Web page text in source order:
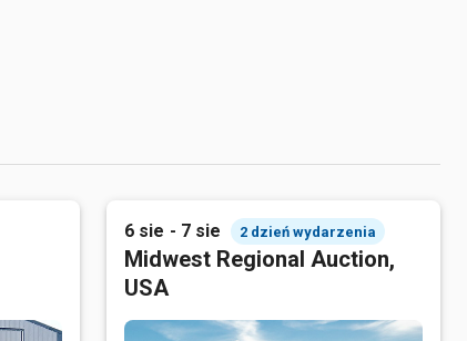
6 sie - 7 sie 2 dzień wydarzenia
Midwest Regional Auction,
USA